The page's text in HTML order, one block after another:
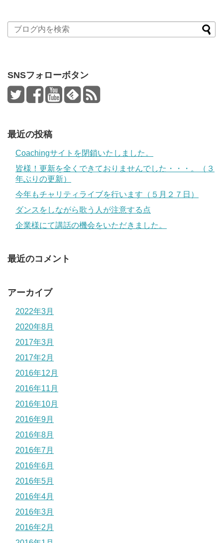
SNSフォローボタン
最近の投稿
Coachingサイトを閉鎖いたしました。
皆様！更新を全くできておりませんでした・・・。（３
年ぶりの更新）
今年もチャリティライブを行います（５月２７日）
ダンスをしながら歌う人が注意する点
企業様にて講話の機会をいただきました。
最近のコメント
アーカイブ
2022年3月
2020年8月
2017年3月
2017年2月
2016年12月
2016年11月
2016年10月
2016年9月
2016年8月
2016年7月
2016年6月
2016年5月
2016年4月
2016年3月
2016年2月